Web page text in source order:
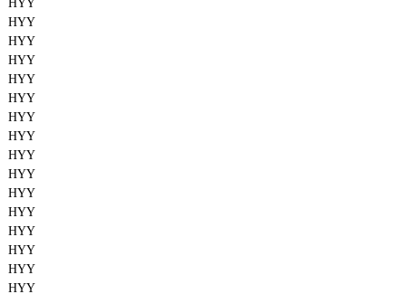
HYY
HYY
HYY
HYY
HYY
HYY
HYY
HYY
HYY
HYY
HYY
HYY
HYY
HYY
HYY
HYY